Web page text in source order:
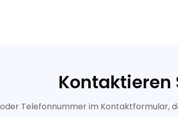
Kontaktieren
Telefonnummer im